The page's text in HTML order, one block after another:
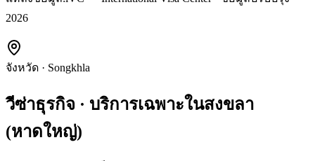
2026
จังหวัด · Songkhla
วีซ่าธุรกิจ · บริการเฉพาะในสงขลา
(หาดใหญ่)